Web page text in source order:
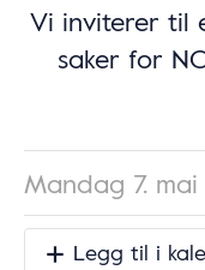
Vi inviterer til
saker for
Mandag 7. mai
Legg til i